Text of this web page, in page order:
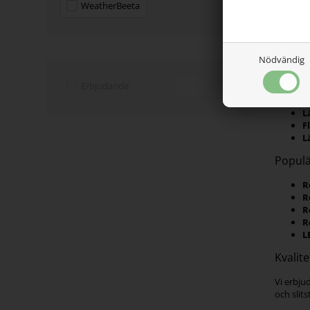
Nödvändig
WeatherBeeta
Även i
från
Vi
och